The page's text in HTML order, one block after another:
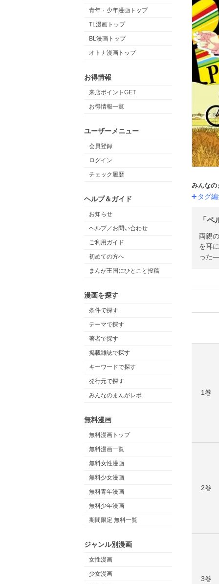
青年・少年漫画トップ
TL漫画トップ
BL漫画トップ
オトナ漫画トップ
お得情報
来店ポイントGET
お得情報一覧
ユーザーメニュー
会員登録
ログイン
チェック履歴
ヘルプ＆ガイド
お知らせ
ヘルプ／お問い合わせ
ご利用ガイド
初めての方へ
まんが王国にひとこと投稿
漫画を探す
条件で探す
テーマで探す
著者で探す
掲載雑誌で探す
キーワードで探す
発行元で探す
みんなのまんがレポ
無料漫画
無料漫画トップ
無料漫画一覧
無料女性漫画
無料少女漫画
無料青年漫画
無料少年漫画
期間限定 無料一覧
ジャンル別漫画
女性漫画
少女漫画
みんなの
タグ
「
両親
を耳
った
1巻
2巻
3巻